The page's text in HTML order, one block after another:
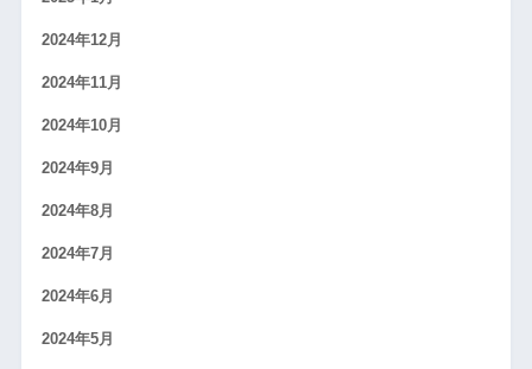
2024年12月
2024年11月
2024年10月
2024年9月
2024年8月
2024年7月
2024年6月
2024年5月